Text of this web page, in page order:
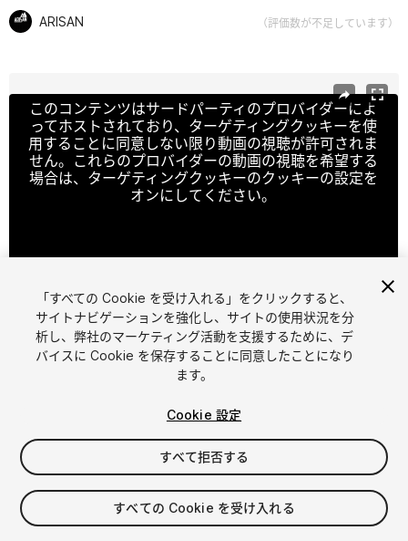
ARISAN （評価数が不足しています）
このコンテンツはサードパーティのプロバイダーによ
ってホストされており、ターゲティングクッキーを使
用することに同意しない限り動画の視聴が許可されま
せん。これらのプロバイダーの動画の視聴を希望する
場合は、ターゲティングクッキーのクッキーの設定を
オンにしてください。
1 /5
$4.99
消費税は決済時に計算されます
「すべての Cookie を受け入れる」をクリックすると、
サイトナビゲーションを強化し、サイトの使用状況を分
析し、弊社のマーケティング活動を支援するために、デ
バイスに Cookie を保存することに同意したことになり
ます。
Cookie 設定
すべて拒否する
すべての Cookie を受け入れる